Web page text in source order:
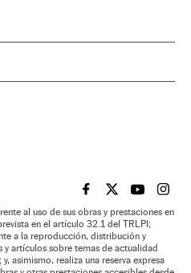
EL PAÍS BRASIL EN
EL PAÍSEL PAÍS
EL
al uso de sus obras y prestaciones en
en el artículo 32.1 del TRLPI;
a la reproducción, distribución y
artículos sobre temas de actualidad
asimismo, realiza una reserva expresa